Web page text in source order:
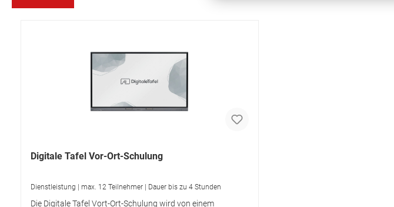
Digitale Tafel Vor-Ort-Schulung
Dienstleistung | max. 12 Teilnehmer | Dauer bis zu 4 Stunden
Die Digitale Tafel Vort-Ort-Schulung wird von einem